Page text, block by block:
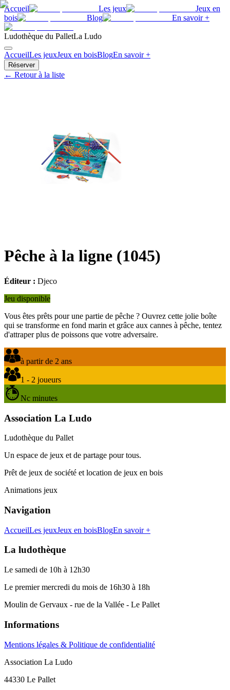
Accueil Les jeux
Jeux en
bois
Blog En savoir +
Ludothèque du PalletLa Ludo
AccueilLes jeuxJeux en boisBlogEn savoir +
Réserver
← Retour à la liste
Pêche à la ligne (1045)
Éditeur : Djeco
Jeu disponible
Vous êtes prêts pour une partie de pêche ? Ouvrez cette jolie boîte
qui se transforme en fond marin et grâce aux cannes à pêche, tentez
d'attraper plus de poissons que votre adversaire.
à partir de 2 ans
1 - 2 joueurs
Nc minutes
Association La Ludo
Ludothèque du Pallet
Un espace de jeux et de partage pour tous.
Prêt de jeux de société et location de jeux en bois
Animations jeux
Navigation
AccueilLes jeuxJeux en boisBlogEn savoir +
La ludothèque
Le samedi de 10h à 12h30
Le premier mercredi du mois de 16h30 à 18h
Moulin de Gervaux - rue de la Vallée - Le Pallet
Informations
Mentions légales & Politique de confidentialité
Association La Ludo
44330 Le Pallet